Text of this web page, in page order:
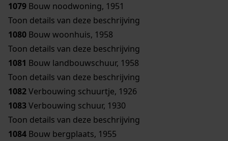
1079 Bouw noodwoning, 1951
Toon details van deze beschrijving
1080 Bouw woonhuis, 1958
Toon details van deze beschrijving
1081 Bouw landbouwschuur, 1958
Toon details van deze beschrijving
1082Verbouwing schuurtje, 1926
1083Verbouwing schuur, 1930
Toon details van deze beschrijving
1084 Bouw bergplaats, 1955